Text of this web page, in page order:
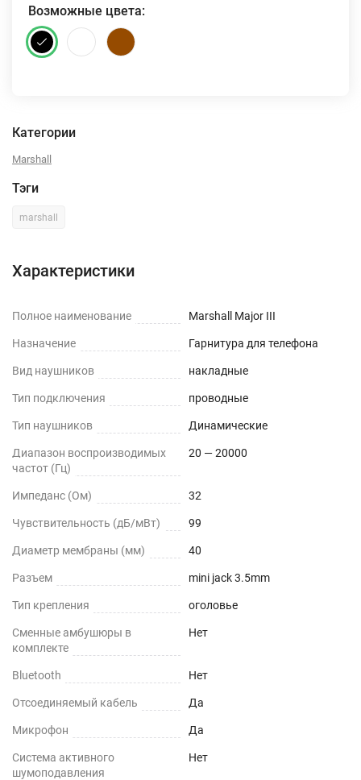
Возможные цвета:
Категории
Marshall
Тэги
marshall
Характеристики
Полное наименование Marshall Major III
Назначение Гарнитура для телефона
Вид наушников накладные
Тип подключения проводные
Тип наушников Динамические
Диапазон воспроизводимых
частот (Гц)
20 — 20000
Импеданс (Ом) 32
Чувствительность (дБ/мВт) 99
Диаметр мембраны (мм) 40
Разъем mini jack 3.5mm
Тип крепления оголовье
Сменные амбушюры в
комплекте
Нет
Bluetooth Нет
Отсоединяемый кабель Да
Микрофон Да
Cистема активного
шумоподавления
Нет